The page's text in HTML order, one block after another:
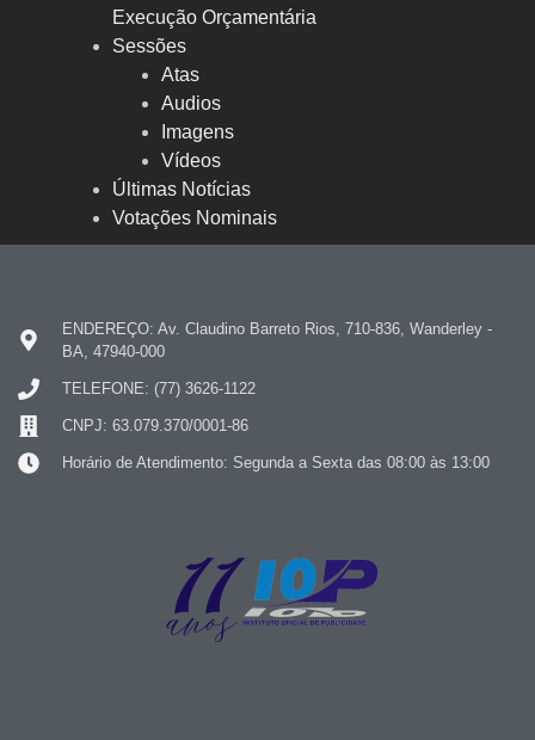
Execução Orçamentária
Sessões
Atas
Audios
Imagens
Vídeos
Últimas Notícias
Votações Nominais
ENDEREÇO: Av. Claudino Barreto Rios, 710-836, Wanderley -
BA, 47940-000
TELEFONE: (77) 3626-1122
CNPJ: 63.079.370/0001-86
Horário de Atendimento: Segunda a Sexta das 08:00 às 13:00